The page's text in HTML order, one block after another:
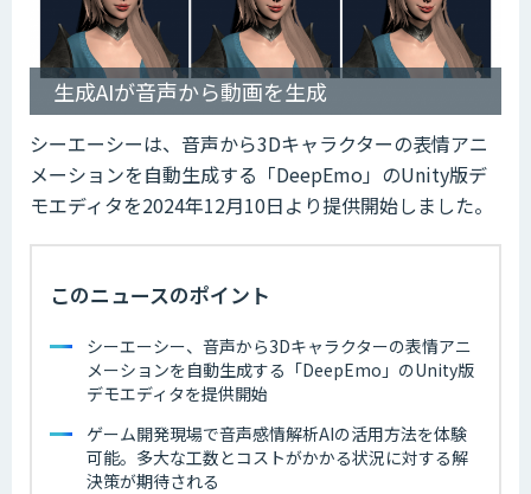
生成AIが音声から動画を生成
シーエーシーは、音声から3Dキャラクターの表情アニ
メーションを自動生成する「DeepEmo」のUnity版デ
モエディタを2024年12月10日より提供開始しました。
このニュースのポイント
シーエーシー、音声から3Dキャラクターの表情アニ
メーションを自動生成する「DeepEmo」のUnity版
デモエディタを提供開始
ゲーム開発現場で音声感情解析AIの活用方法を体験
可能。多大な工数とコストがかかる状況に対する解
決策が期待される